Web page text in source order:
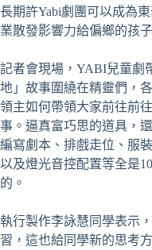
長期許Yabi劇團可以成為
業散發影響力給偏鄉的孩子
記者會現場，YABI兒童劇
地」故事圍繞在精靈們，
領主如何帶領大家前往前
事。逼真富巧思的道具，
編寫劇本、排戲走位、服
以及燈光音控配置等全是
的。
執行製作李詠慧同學表示
習，這也給同學新的思考